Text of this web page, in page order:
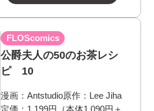
FLOScomics
公爵夫人の50のお茶レシ
ピ 10
漫画： Antstudio原作： Lee Jiha